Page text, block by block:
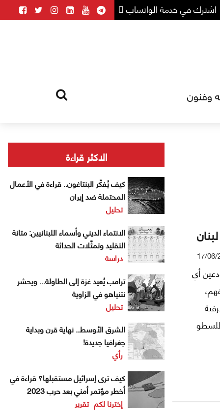
اشترك في خدمة الواتساب
وفنون
17/06/
أي
الاكثر قراءة
كيف يُفكّر البنتاغون.. قراءة في الأعمال
المحتملة ضد إيران
تحليل
الانتماء الديني وأسماء اللبنانيين: متانة
التقليد وتمثّلات الحداثة
دراسة
ترامب يُعيد غزة إلى الطاولة... ويحشر
نتنياهو في الزاوية
تحليل
الشرق الأوسط.. نهاية قرن وبداية
جغرافيا جديدة!
رأي
كيف ترى إسرائيل مستقبلها؟ قراءة في
أخطر مؤتمر أمني بعد حرب 2023
إخترنا لكم تقرير